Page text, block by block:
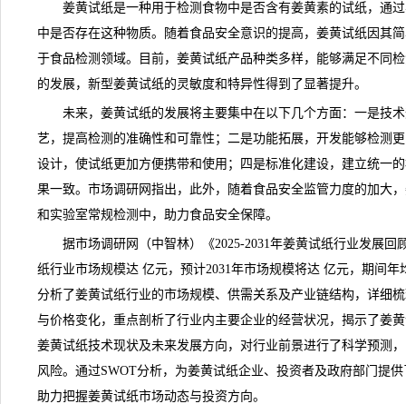
姜黄试纸是一种用于检测食物中是否含有姜黄素的试纸，通过
中是否存在这种物质。随着食品安全意识的提高，姜黄试纸因其
于食品检测领域。目前，姜黄试纸产品种类多样，能够满足不同
的发展，新型姜黄试纸的灵敏度和特异性得到了显著提升。
未来，姜黄试纸的发展将主要集中在以下几个方面：一是技术
艺，提高检测的准确性和可靠性；二是功能拓展，开发能够检测
设计，使试纸更加方便携带和使用；四是标准化建设，建立统一
果一致。 市场调研网 指出，此外，随着食品安全监管力度的加大
和实验室常规检测中，助力食品安全保障。
据市场调研网（中智林）《2025-2031年姜黄试纸行业发展回
纸行业市场规模达 亿元，预计2031年市场规模将达 亿元，期间
分析了姜黄试纸行业的市场规模、供需关系及产业链结构，详细
与价格变化，重点剖析了行业内主要企业的经营状况，揭示了姜
姜黄试纸技术现状及未来发展方向，对行业前景进行了科学预测
风险。通过SWOT分析，为姜黄试纸企业、投资者及政府部门提
助力把握姜黄试纸市场动态与投资方向。